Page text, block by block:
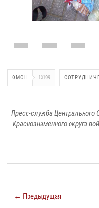
ОМОН 13199
Пресс-служба Центрального
Краснознаменного округа
← Предыдущая